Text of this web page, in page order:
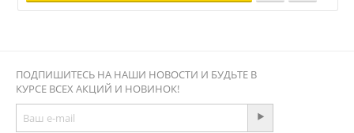
ПОДПИШИТЕСЬ НА НАШИ НОВОСТИ И БУДЬТЕ В
КУРСЕ ВСЕХ АКЦИЙ И НОВИНОК!